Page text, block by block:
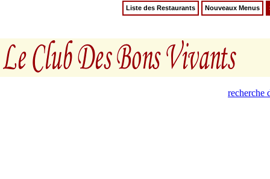
Liste des Restaurants Nouveaux Menus
recherche